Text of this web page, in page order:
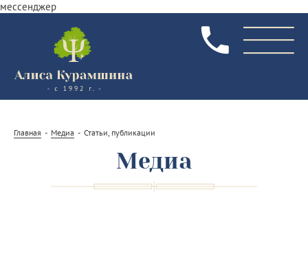
мессенджер
Главная Медиа Статьи, публикации
Медиа